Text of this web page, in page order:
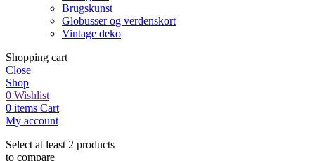
Brugskunst
Globusser og verdenskort
Vintage deko
Shopping cart
Close
Shop
0 Wishlist
0 items Cart
My account
Select at least 2 products
to compare